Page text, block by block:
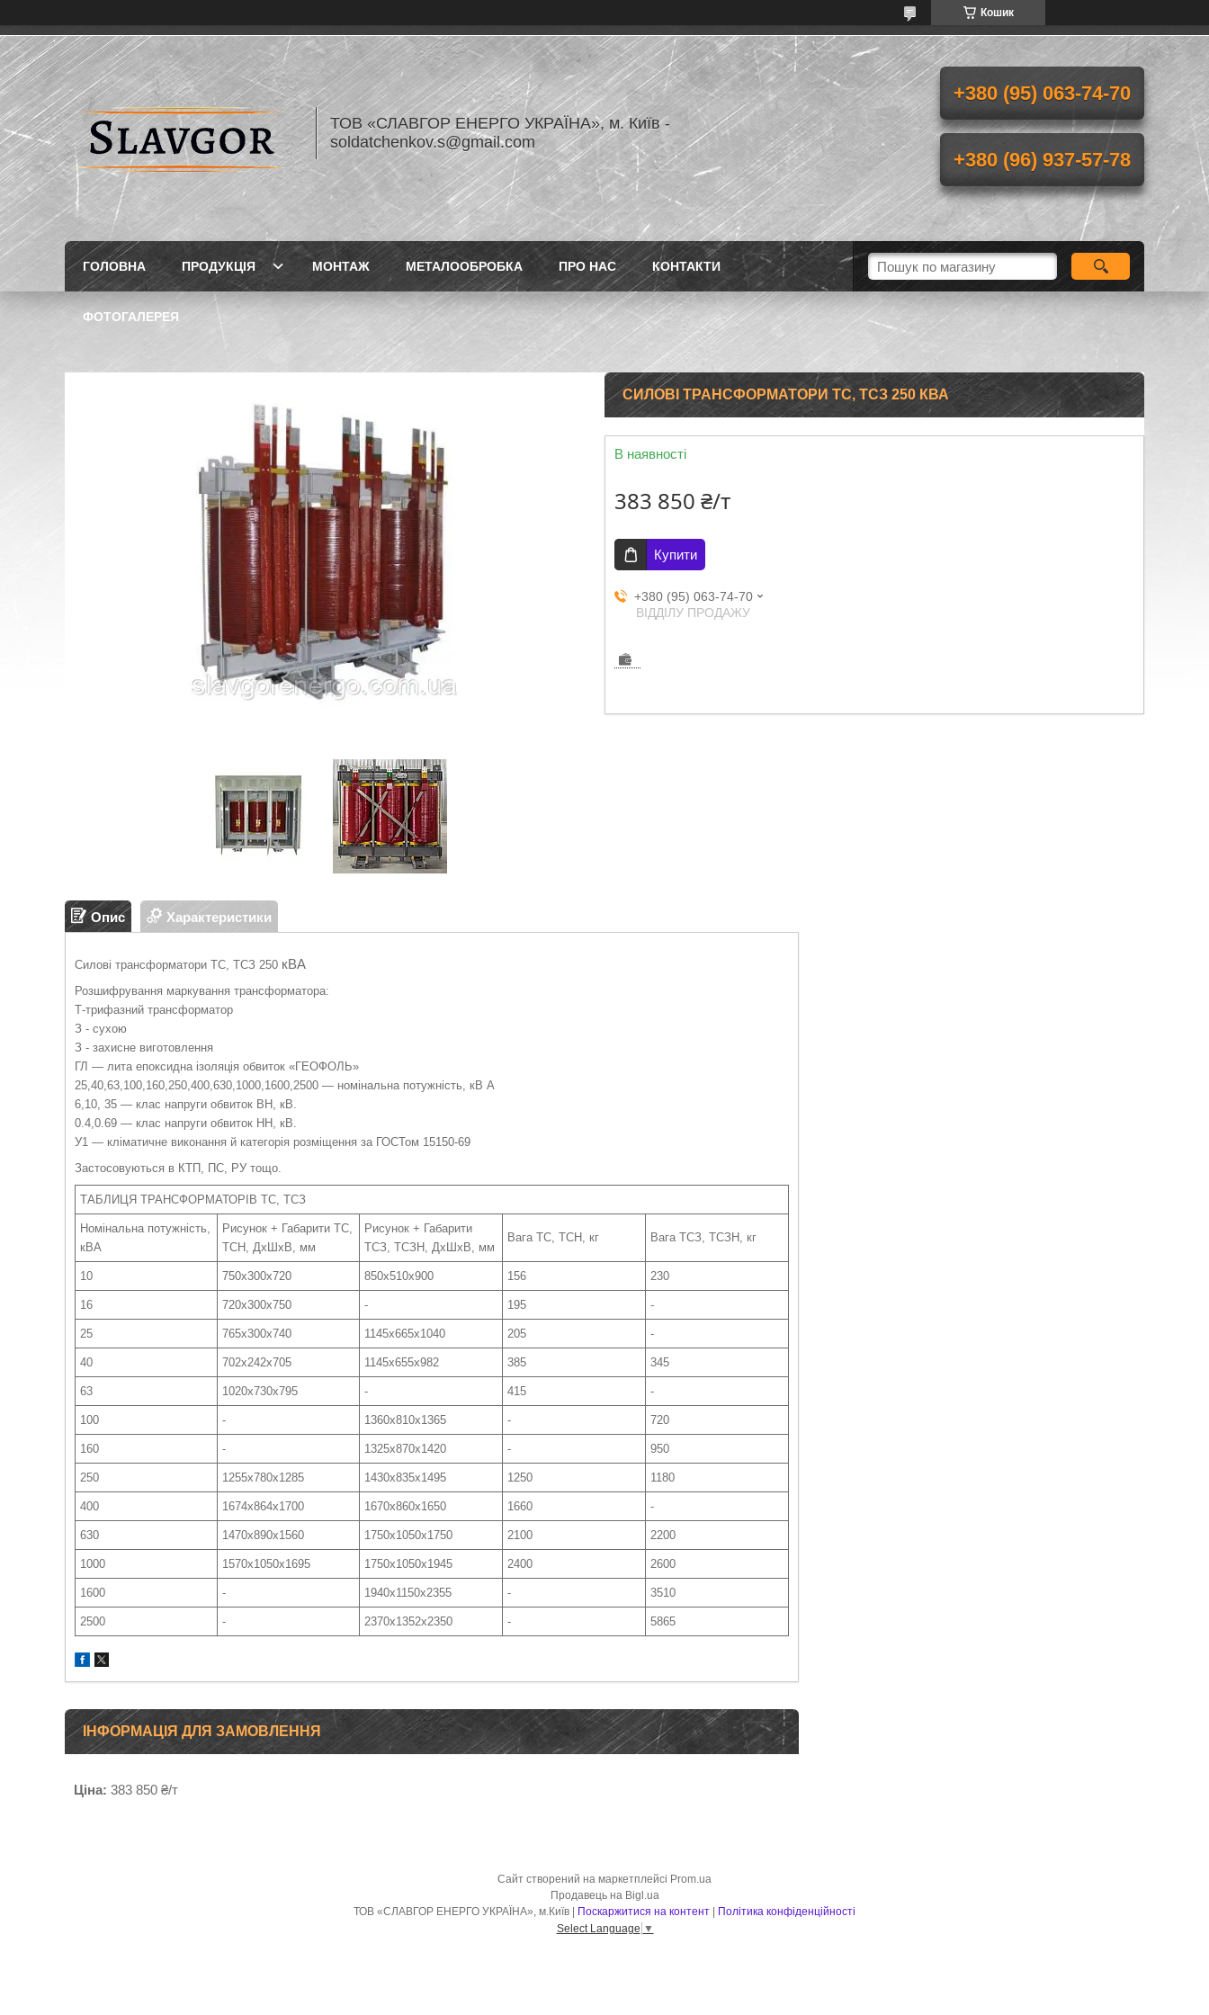
Кошик
ТОВ «СЛАВГОР ЕНЕРГО УКРАЇНА», м. Київ -
soldatchenkov.s@gmail.com
+380 (95) 063-74-70
+380 (96) 937-57-78
ГОЛОВНА ПРОДУКЦІЯ МОНТАЖ МЕТАЛООБРОБКА ПРО НАС КОНТАКТИ
ФОТОГАЛЕРЕЯ
СИЛОВІ ТРАНСФОРМАТОРИ ТС, ТСЗ 250 КВА
В наявності
383 850 ₴/т
Купити
+380 (95) 063-74-70
ВІДДІЛУ ПРОДАЖУ
Опис Характеристики
Силові трансформатори ТС, ТСЗ 250 кВА
Розшифрування маркування трансформатора:
Т-трифазний трансформатор
З - сухою
З - захисне виготовлення
ГЛ — лита епоксидна ізоляція обвиток «ГЕОФОЛЬ»
25,40,63,100,160,250,400,630,1000,1600,2500 — номінальна потужність, кВ А
6,10, 35 — клас напруги обвиток ВН, кВ.
0.4,0.69 — клас напруги обвиток НН, кВ.
У1 — кліматичне виконання й категорія розміщення за ГОСТом 15150-69
Застосовуються в КТП, ПС, РУ тощо.
ТАБЛИЦЯ ТРАНСФОРМАТОРІВ ТС, ТСЗ
Номінальна потужність,
кВА
Рисунок + Габарити ТС,
ТСН, ДхШхВ, мм
Рисунок + Габарити
ТСЗ, ТСЗН, ДхШхВ, мм
Вага ТС, ТСН, кг Вага ТСЗ, ТСЗН, кг
10 750х300х720 850х510х900 156 230
16 720x300x750 - 195 -
25 765x300x740 1145х665х1040 205 -
40 702x242x705 1145х655х982 385 345
63 1020x730x795 - 415 -
100 - 1360х810х1365 - 720
160 - 1325х870х1420 - 950
250 1255x780x1285 1430х835х1495 1250 1180
400 1674x864x1700 1670х860х1650 1660 -
630 1470х890х1560 1750х1050х1750 2100 2200
1000 1570х1050х1695 1750х1050х1945 2400 2600
1600 - 1940х1150х2355 - 3510
2500 - 2370х1352х2350 - 5865
ІНФОРМАЦІЯ ДЛЯ ЗАМОВЛЕННЯ
Ціна: 383 850 ₴/т
Сайт створений на маркетплейсі Prom.ua
Продавець на Bigl.ua
Поскаржитися на контент
Політика конфіденційності
Select Language ▼